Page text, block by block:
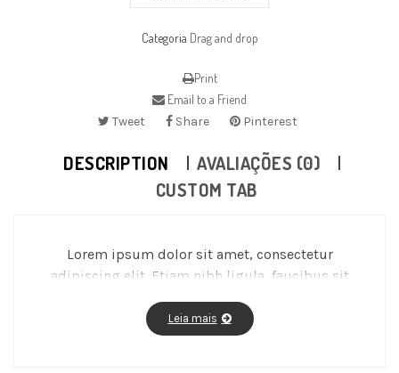
Categoria Drag and drop
Print
Email to a Friend
Tweet
Share Pinterest
DESCRIPTION
AVALIAÇÕES (0)
CUSTOM TAB
Lorem ipsum dolor sit amet, consectetur
adipiscing elit. Etiam nibh ligula, faucibus sit
feugiat enim, id fermentum magna.
Leia mais